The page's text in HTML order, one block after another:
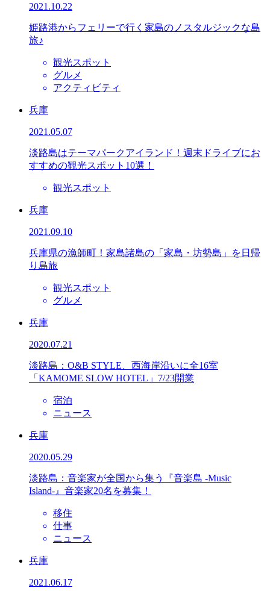
2021.10.22
姫路港からフェリーで行く家島のノスタルジックな島
旅♪
観光スポット
グルメ
アクティビティ
兵庫
2021.05.07
淡路島はテーマパークアイランド！週末ドライブにお
すすめの観光スポット10選！
観光スポット
兵庫
2021.09.10
兵庫県の漁師町！家島諸島の「家島・坊勢島」を日帰
り島旅
観光スポット
グルメ
兵庫
2020.07.21
淡路島：O&B STYLE、西海岸沿いに全16室
「KAMOME SLOW HOTEL」7/23開業
宿泊
ニュース
兵庫
2020.05.29
淡路島：音楽家が全国から集う『音楽島 -Music
Island-』音楽家20名を募集！
移住
仕事
ニュース
兵庫
2021.06.17